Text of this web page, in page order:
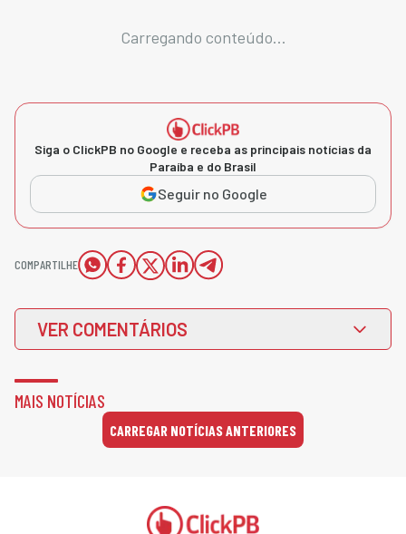
Carregando conteúdo...
Siga o ClickPB no Google e receba as principais notícias da
Paraíba e do Brasil
Seguir no Google
COMPARTILHE
VER COMENTÁRIOS
MAIS NOTÍCIAS
CARREGAR NOTÍCIAS ANTERIORES